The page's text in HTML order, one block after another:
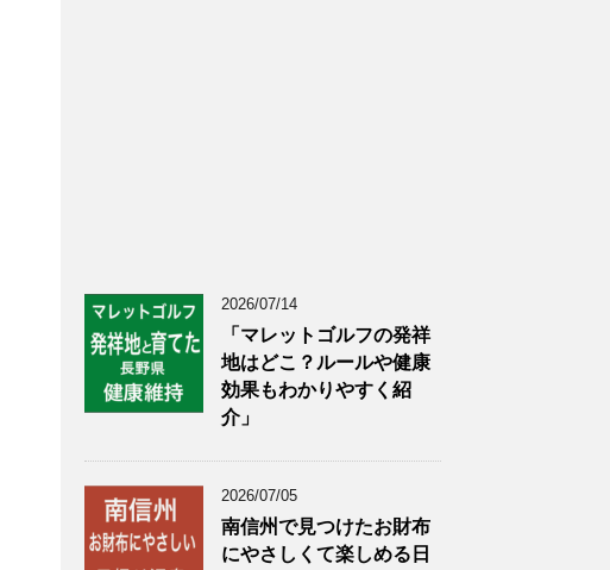
2026/07/14
「マレットゴルフの発祥
地はどこ？ルールや健康
効果もわかりやすく紹
介」
2026/07/05
南信州で見つけたお財布
にやさしくて楽しめる日